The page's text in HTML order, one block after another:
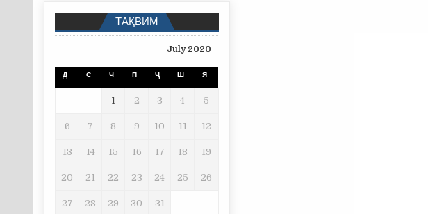
ТАҚВИМ
July 2020
Д С Ч П Ҷ Ш Я
1 2 3 4 5
6 7 8 9 10 11 12
13 14 15 16 17 18 19
20 21 22 23 24 25 26
27 28 29 30 31